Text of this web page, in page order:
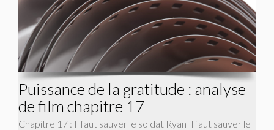
Puissance de la gratitude : analyse
de film chapitre 17
Chapitre 17 : Il faut sauver le soldat Ryan Il faut sauver le